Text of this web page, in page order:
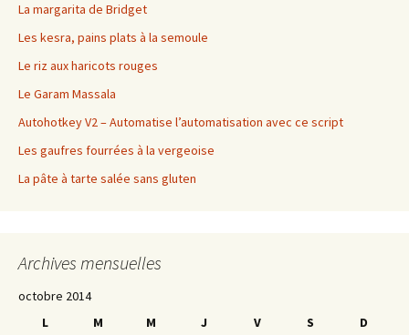
La margarita de Bridget
Les kesra, pains plats à la semoule
Le riz aux haricots rouges
Le Garam Massala
Autohotkey V2 – Automatise l’automatisation avec ce script
Les gaufres fourrées à la vergeoise
La pâte à tarte salée sans gluten
Archives mensuelles
octobre 2014
L
M M J V S D